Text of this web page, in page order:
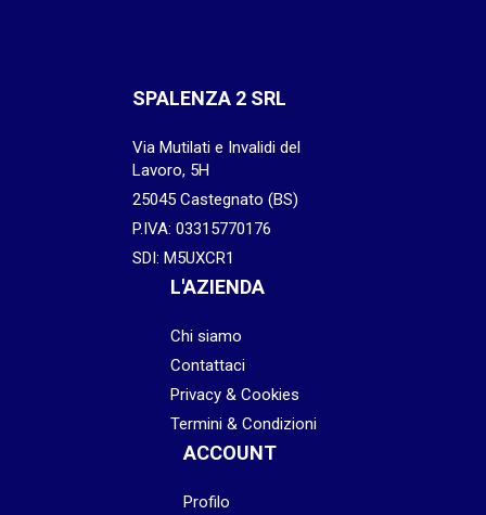
SPALENZA 2 SRL
Via Mutilati e Invalidi del
Lavoro, 5H
25045 Castegnato (BS)
P.IVA: 03315770176
SDI: M5UXCR1
L'AZIENDA
Chi siamo
Contattaci
Privacy & Cookies
Termini & Condizioni
ACCOUNT
Profilo